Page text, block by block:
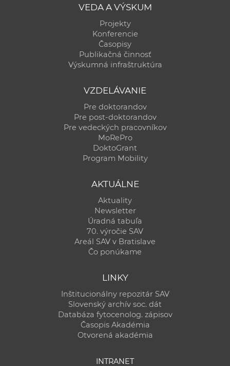
VEDA A VÝSKUM
Projekty
Konferencie
Časopisy
Publikačná činnosť
Výskumná infraštruktúra
VZDELÁVANIE
Pre doktorandov
Pre post-doktorandov
Pre vedeckých pracovníkov
MoRePro
DoktoGrant
Program Mobility
AKTUÁLNE
Aktuality
Newsletter
Úradná tabuľa
70. výročie SAV
Areál SAV v Bratislave
Čo ponúkame
LINKY
Inštitucionálny repozitár SAV
Slovenský archív soc. dát
Databáza fytocenolog. zápisov
Časopis Akadémia
Otvorená akadémia
INTRANET